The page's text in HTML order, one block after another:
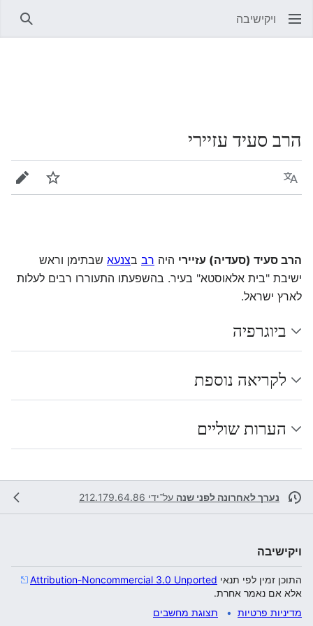
ויקישיבה
הרב סעיד עזיירי
שפה מעקב
הרב סעיד (סעדיה) עזיירי היה רב בצנעא שבתימן וראש
ישיבת "בית אלאוסטא" בעיר. בהשפעתו התעוררו רבים לעלות
לארץ ישראל.
ביוגרפיה
לקריאה נוספת
הערות שוליים
נערך לאחרונה לפני שנה על־ידי 212.179.64.86
ויקישיבה
התוכן זמין לפי תנאי Attribution-Noncommercial 3.0 Unported
אלא אם נאמר אחרת.
מדיניות פרטיות
תצוגת מחשבים